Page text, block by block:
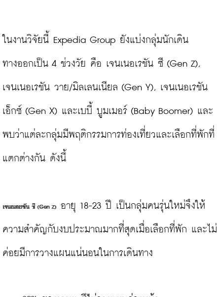
ในงานวิจัยนี้ Expedia Group ยังแบ่งกลุ่มนักเดิน
ทางออกเป็น 4 ช่วงวัย คือ เจนเนอเรชัน ซี (Gen Z),
เจนเนอเรชัน วาย/มิลเลนเนียล (Gen Y), เจนเนอเรชัน
เอ็กซ์ (Gen X) และเบบี้ บูมเมอร์ (Baby Boomer) และ
พบว่าแต่ละกลุ่มมีพฤติกรรมการท่องเที่ยวและเลือกที่พักที่
แตกต่างกัน ดังนี้
เจนเนอเรชัน ซี (Gen Z) อายุ 18-23 ปี เป็นกลุ่มคนรุ่นใหม่จึงให้
ความสำคัญกับงบประมาณมากที่สุดเมื่อเลือกที่พัก และไม่